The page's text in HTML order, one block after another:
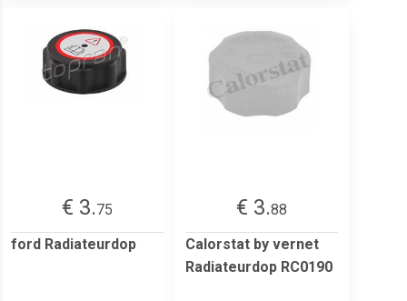
€ 3.75
ford Radiateurdop
€ 3.88
Calorstat by vernet
Radiateurdop RC0190